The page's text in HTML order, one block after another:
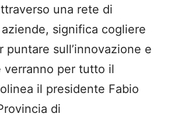
una rete di
significa cogliere
puntare sull’innovazione e
verranno per tutto il
il presidente Fabio
di